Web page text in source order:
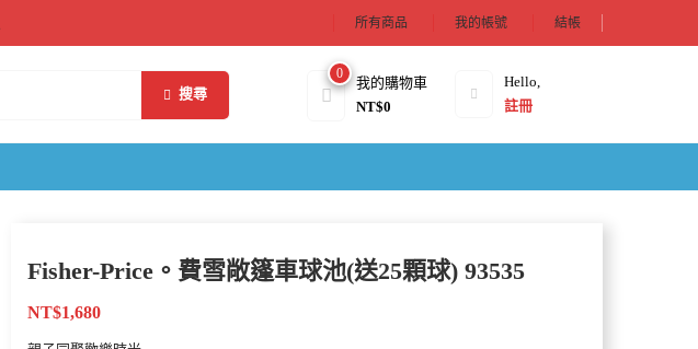
所有商品 我的帳號 結帳
搜尋
Hello,
註冊
0
我的購物車
NT$0
Fisher-Price。費雪敞篷車球池(送25顆球) 93535
NT$1,680